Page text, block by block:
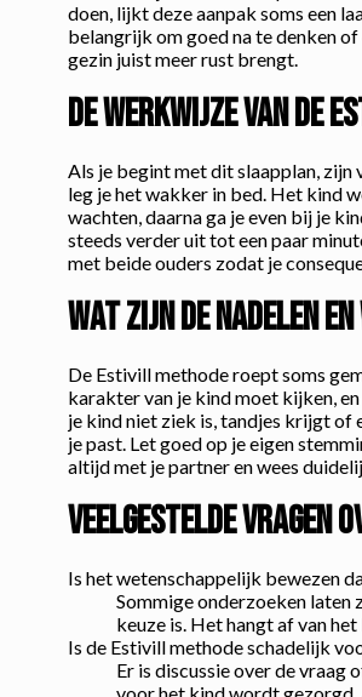
doen, lijkt deze aanpak soms een
belangrijk om goed na te denken
gezin juist meer rust brengt.
De werkwijze van de
Als je begint met dit slaapplan, zijn
leg je het wakker in bed. Het kind
wachten, daarna ga je even bij je
steeds verder uit tot een paar
met beide ouders zodat je
Wat zijn de nadelen
De Estivill methode roept soms
karakter van je kind moet kijken,
je kind niet ziek is, tandjes krijgt of
je past. Let goed op je eigen
altijd met je partner en wees
Veelgestelde vragen
Is het wetenschappelijk bewezen
Sommige onderzoeken laten
keuze is. Het hangt af van
Is de Estivill methode schadelijk
Er is discussie over de vraag